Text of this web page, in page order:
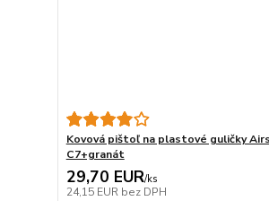
Kovová pištoľ na plastové guličky
C7+granát
29,70 EUR/ks
24,15 EUR bez DPH